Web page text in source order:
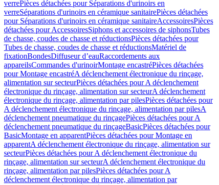
verrePièces détachées pour Séparations d'urinoirs en
verreSéparations d'urinoirs en céramique sanitairePièces détachées
pour Séparations d'urinoirs en céramique sanitaireAccessoiresPièces
détachées pour AccessoiresSiphons et accessoires de siphonsTubes
de chasse, coudes de chasse et réductionsPièces détachées pour
Tubes de chasse, coudes de chasse et réductionsMatériel de
fixationBondesDiffuseur d’eauRaccordements aux
appareilsCommandes d'urinoirMontage encastréPièces détachées
pour Montage encastréA déclenchement électronique du rinçage,
alimentation sur secteurPièces détachées pour A déclenchement
électronique du rinçage, alimentation sur secteurA déclenchement
électronique du rinçage, alimentation par pilesPièces détachées pour
A déclenchement électronique du rinçage, alimentation par pilesA
déclenchement pneumatique du rinçagePièces détachées pour A
déclenchement pneumatique du rinçageBasicPièces détachées pour
BasicMontage en apparentPièces détachées pour Montage en
apparentA déclenchement électronique du rinçage, alimentation sur
secteurPièces détachées pour A déclenchement électronique du
rinçage, alimentation sur secteurA déclenchement électronique du
rinçage, alimentation par pilesPièces détachées pour A
déclenchement électronique du rinçage, alimentation par